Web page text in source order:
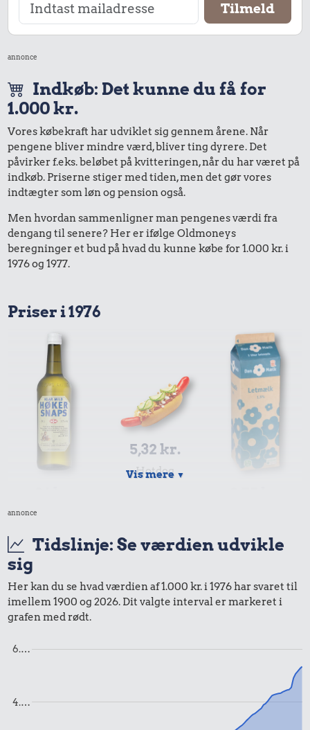
annonce
Indkøb: Det kunne du få for
1.000 kr.
Vores købekraft har udviklet sig gennem årene. Når
pengene bliver mindre værd, bliver ting dyrere. Det
påvirker f.eks. beløbet på kvitteringen, når du har været på
indkøb. Priserne stiger med tiden, men det gør vores
indtægter som løn og pension også.
Men hvordan sammenligner man pengenes værdi fra
dengang til senere? Her er ifølge Oldmoneys
beregninger et bud på hvad du kunne købe for 1.000 kr. i
1976 og 1977.
Priser i 1976
5,32 kr.
Hotdog
4,75 kr.
Vis mere ▼
annonce
Tidslinje: Se værdien udvikle
sig
Her kan du se hvad værdien af 1.000 kr. i 1976 har svaret til
imellem 1900 og 2026. Dit valgte interval er markeret i
grafen med rødt.
4.…
6.…